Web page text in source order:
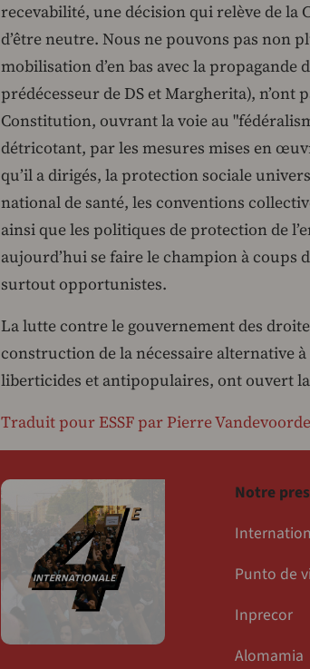
recevabilité, une décision qui relève de
d’être neutre. Nous ne pouvons pas non
mobilisation d’en bas avec la propagande
prédécesseur de DS et Margherita), n’ont
Constitution, ouvrant la voie au
détricotant, par les mesures mises en
qu’il a dirigés, la protection sociale
national de santé, les conventions
ainsi que les politiques de protection de
aujourd’hui se faire le champion à coups
surtout opportunistes.
La lutte contre le gouvernement des
construction de la nécessaire alternative
liberticides et antipopulaires, ont ouvert
Traduit pour ESSF par Pierre
Notre
Punto de
Inprecor
Alomamia